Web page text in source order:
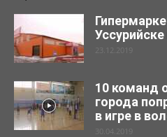
23.12.2019
10 команд
города
в игре в
30.04.2019